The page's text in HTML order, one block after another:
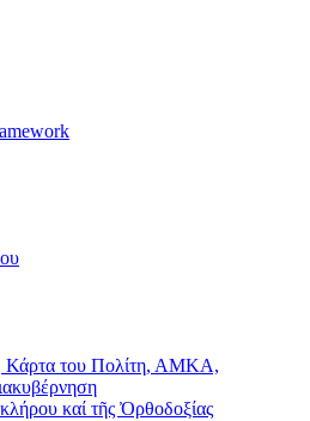
Κάρτα του Πολίτη, ΑΜΚΑ,
καί τῆς Ὀρθοδοξίας